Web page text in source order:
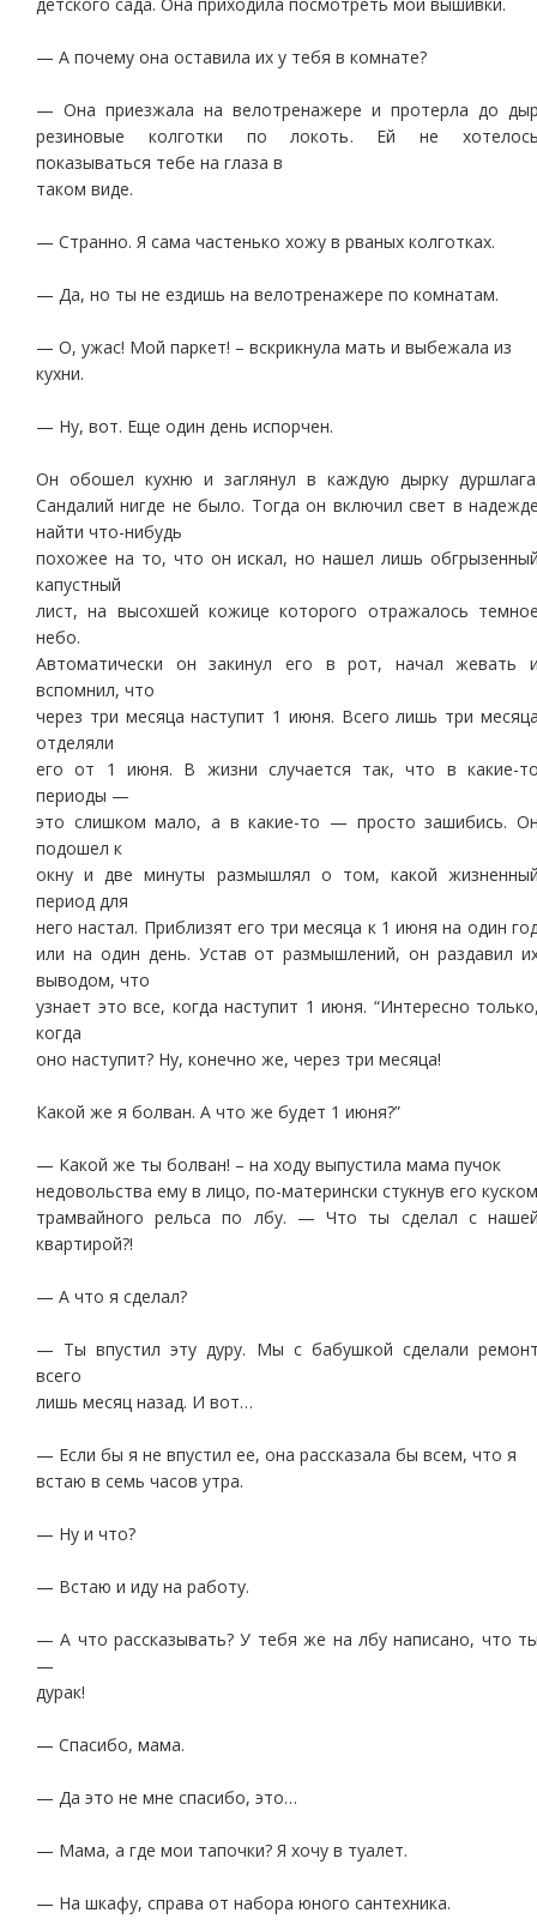
— А почему она оставила их у тебя в комнате?
— Она приезжала на велотренажере и протерла до
резиновые колготки по локоть. Ей не
показываться тебе на глаза в
таком виде.
— Странно. Я сама частенько хожу в рваных колготках.
— Да, но ты не ездишь на велотренажере по комнатам.
— О, ужас! Мой паркет! – вскрикнула мать и выбежала из
кухни.
— Ну, вот. Еще один день испорчен.
Он обошел кухню и заглянул в каждую дырку
Сандалий нигде не было. Тогда он включил свет в
найти что-нибудь
похожее на то, что он искал, но нашел лишь
капустный
лист, на высохшей кожице которого отражалось
небо.
Автоматически он закинул его в рот, начал жевать
вспомнил, что
через три месяца наступит 1 июня. Всего лишь три
отделяли
его от 1 июня. В жизни случается так, что в какие-
периоды —
это слишком мало, а в какие-то — просто зашибись.
подошел к
окну и две минуты размышлял о том, какой
период для
него настал. Приблизят его три месяца к 1 июня на один
или на один день. Устав от размышлений, он раздавил
выводом, что
узнает это все, когда наступит 1 июня. “Интересно
когда
оно наступит? Ну, конечно же, через три месяца!
Какой же я болван. А что же будет 1 июня?”
— Какой же ты болван! – на ходу выпустила мама пучок
недовольства ему в лицо, по-матерински стукнув его куском
трамвайного рельса по лбу. — Что ты сделал с
квартирой?!
— А что я сделал?
— Ты впустил эту дуру. Мы с бабушкой сделали
всего
лишь месяц назад. И вот…
— Если бы я не впустил ее, она рассказала бы всем, что я
встаю в семь часов утра.
— Ну и что?
— Встаю и иду на работу.
— А что рассказывать? У тебя же на лбу написано, что
—
дурак!
— Спасибо, мама.
— Да это не мне спасибо, это…
— Мама, а где мои тапочки? Я хочу в туалет.
— На шкафу, справа от набора юного сантехника.